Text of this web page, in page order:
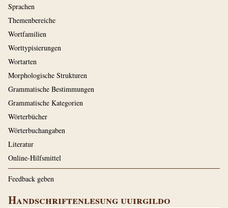
Sprachen
Themenbereiche
Wortfamilien
Worttypisierungen
Wortarten
Morphologische Strukturen
Grammatische Bestimmungen
Grammatische Kategorien
Wörterbücher
Wörterbuchangaben
Literatur
Online-Hilfsmittel
Feedback geben
Handschriftenlesung uuirgildo